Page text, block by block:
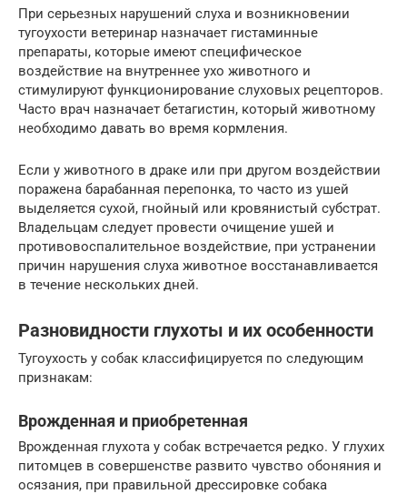
При серьезных нарушений слуха и возникновении
тугоухости ветеринар назначает гистаминные
препараты, которые имеют специфическое
воздействие на внутреннее ухо животного и
стимулируют функционирование слуховых рецепторов.
Часто врач назначает бетагистин, который животному
необходимо давать во время кормления.
Если у животного в драке или при другом воздействии
поражена барабанная перепонка, то часто из ушей
выделяется сухой, гнойный или кровянистый субстрат.
Владельцам следует провести очищение ушей и
противовоспалительное воздействие, при устранении
причин нарушения слуха животное восстанавливается
в течение нескольких дней.
Разновидности глухоты и их особенности
Тугоухость у собак классифицируется по следующим
признакам:
Врожденная и приобретенная
Врожденная глухота у собак встречается редко. У глухих
питомцев в совершенстве развито чувство обоняния и
осязания, при правильной дрессировке собака